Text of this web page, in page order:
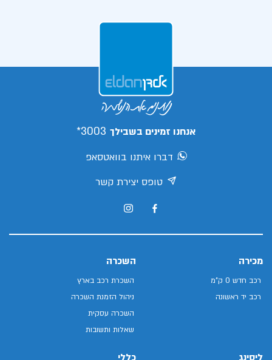
אנחנו זמינים בשבילך 3003*
דברו איתנו בוואטסאפ
טופס יצירת קשר
מכירה
רכב חדש 0 ק"מ
רכב יד ראשונה
השכרה
השכרת רכב בארץ
ניהול הזמנת השכרה
השכרה עסקית
שאלות ותשובות
ליסינג כללי